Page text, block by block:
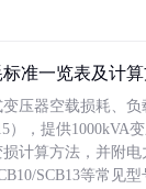
准一览表及计
压器空载损耗、
），提供1000kVA
计算方法，并附
SCB13等常见